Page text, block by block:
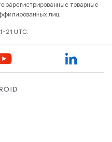
зарегистрированные товарные
лиц.
21 UTC.